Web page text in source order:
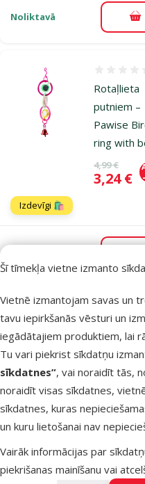
Šī tīmekļa vietne izmanto
Vietnē izmantojam savas un
tavu iepirkšanās vēsturi un
iegādātajiem produktiem, lai
Tu vari piekrist sīkdatņu
sīkdatnes”, vai noraidīt tās,
noraidīt visas sīkdatnes,
sīkdatnes, kuras
un kuru lietošanai nav
Vairāk informācijas par
piekrišanas mainīšanu vai
Noliktavā
Rotaļlieta
putniem –
Pawise
ring with
Oriģinālā
4,99 €
Cena
3,24 €
Izdevīgi 🛍️
Rotaļlieta
putniem –
Pawise
Scoot the
Oriģinālā
4,99 €
Cena
3,74 €